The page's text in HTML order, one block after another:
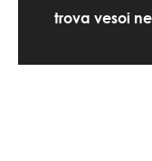
trova vesoi